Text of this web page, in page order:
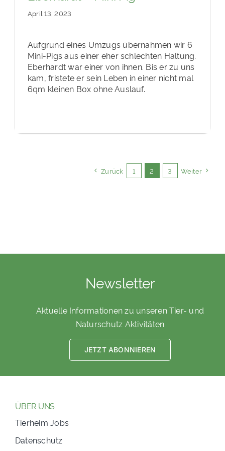
April 13, 2023
Aufgrund eines Umzugs übernahmen wir 6
Mini-Pigs aus einer eher schlechten Haltung.
Eberhardt war einer von ihnen. Bis er zu uns
kam, fristete er sein Leben in einer nicht mal
6qm kleinen Box ohne Auslauf.
Zurück 1 2 3 Weiter
Newsletter
Aktuelle Informationen zu unseren Tier- und
Naturschutz Aktivitäten
JETZT ABONNIEREN
ÜBER UNS
Tierheim Jobs
Datenschutz